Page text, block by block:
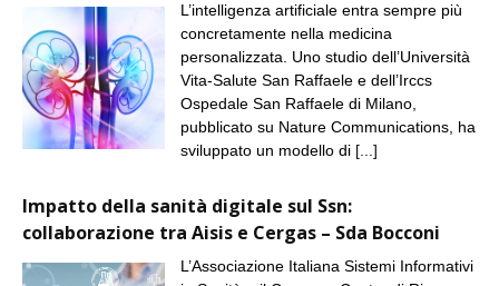
L’intelligenza artificiale entra sempre più
concretamente nella medicina
personalizzata. Uno studio dell’Università
Vita-Salute San Raffaele e dell’Irccs
Ospedale San Raffaele di Milano,
pubblicato su Nature Communications, ha
sviluppato un modello di [...]
Impatto della sanità digitale sul Ssn:
collaborazione tra Aisis e Cergas – Sda Bocconi
L’Associazione Italiana Sistemi Informativi